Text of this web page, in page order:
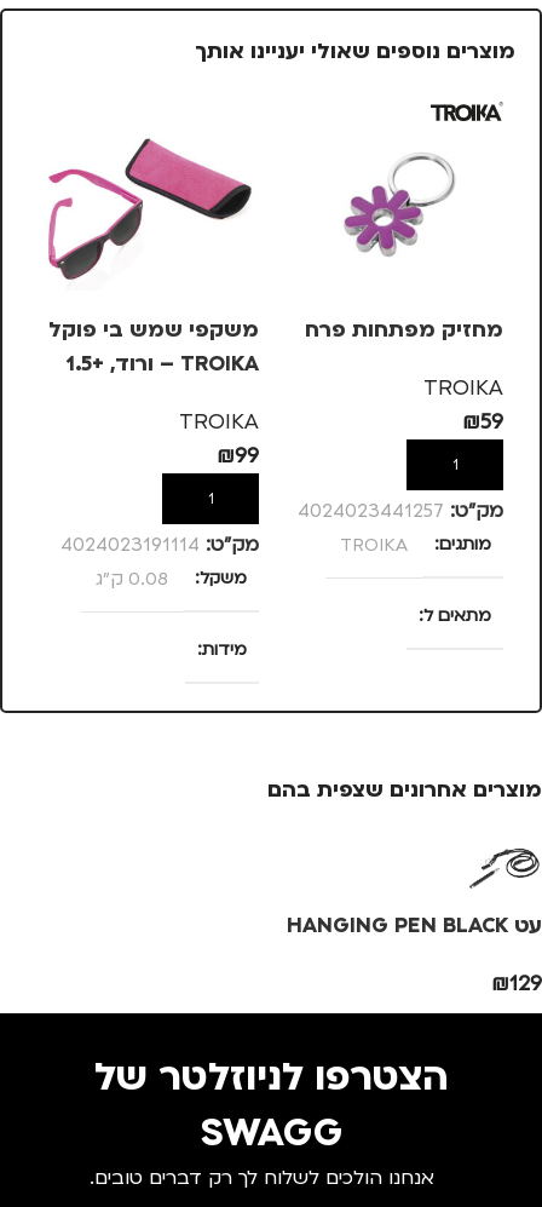
מוצרים נוספים שאולי יעניינו אותך
מחזיק מפתחות פרח
TROIKA
₪59
הוספה לסל
מק”ט: 4024023441257
מותגים TROIKA
מתאים ל
משקפי שמש בי פוקל
TROIKA – ורוד, +1.5
TROIKA
₪99
הוספה לסל
מק”ט: 4024023191114
משקל 0.08 ק"ג
מידות
25 × 13.5 × 4
גברים ,נשים
מוצרים אחרונים שצפית בהם
עט HANGING PEN BLACK
₪129
הצטרפו לניוזלטר של
SWAGG
אנחנו הולכים לשלוח לך רק דברים טובים.